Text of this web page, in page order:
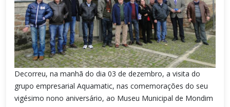
Decorreu, na manhã do dia 03 de dezembro, a visita do
grupo empresarial Aquamatic, nas comemorações do seu
vigésimo nono aniversário, ao Museu Municipal de Mondim